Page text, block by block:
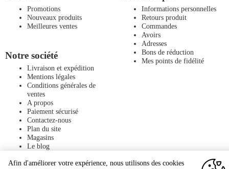
Promotions
Nouveaux produits
Meilleures ventes
Notre société
Livraison et expédition
Mentions légales
Conditions générales de
ventes
A propos
Paiement sécurisé
Contactez-nous
Plan du site
Magasins
Le blog
Informations personnelles
Retours produit
Commandes
Avoirs
Adresses
Bons de réduction
Mes points de fidélité
Afin d'améliorer votre expérience, nous utilisons des cookies